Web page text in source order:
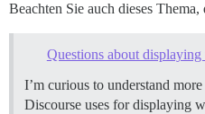
Beachten Sie auch dieses
Questions about displaying
I’m curious to understand
Discourse uses for displaying